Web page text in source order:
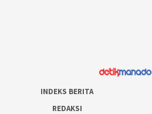
INDEKS BERITA
REDAKSI